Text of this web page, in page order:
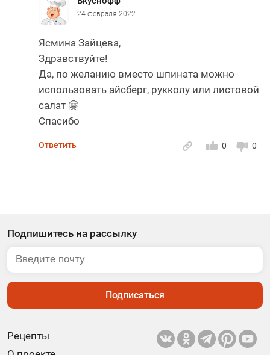
24 февраля 2022
Ясмина Зайцева,
Здравствуйте!
Да, по желанию вместо шпината можно
использовать айсберг, рукколу или листовой
салат 🤗
Спасибо
0
0
Ответить
Рецепты
Подпишитесь на рассылку
Подписаться